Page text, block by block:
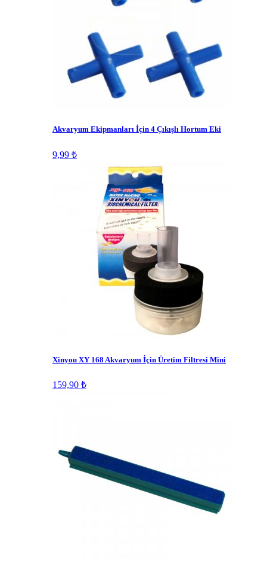
Akvaryum Ekipmanları İçin 4 Çıkışlı Hortum Eki
9,99 ₺
Xinyou XY 168 Akvaryum İçin Üretim Filtresi Mini
159,90 ₺